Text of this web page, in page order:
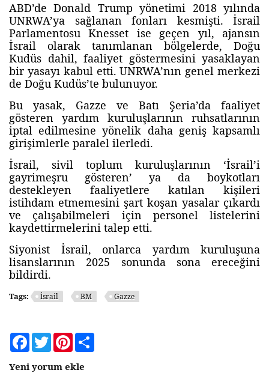
ABD’de Donald Trump yönetimi 2018 yılında
UNRWA’ya sağlanan fonları kesmişti. İsrail
Parlamentosu Knesset ise geçen yıl, ajansın
İsrail olarak tanımlanan bölgelerde, Doğu
Kudüs dahil, faaliyet göstermesini yasaklayan
bir yasayı kabul etti. UNRWA’nın genel merkezi
de Doğu Kudüs’te bulunuyor.
Bu yasak, Gazze ve Batı Şeria’da faaliyet
gösteren yardım kuruluşlarının ruhsatlarının
iptal edilmesine yönelik daha geniş kapsamlı
girişimlerle paralel ilerledi.
İsrail, sivil toplum kuruluşlarının ‘İsrail’i
gayrimeşru gösteren’ ya da boykotları
destekleyen faaliyetlere katılan kişileri
istihdam etmemesini şart koşan yasalar çıkardı
ve çalışabilmeleri için personel listelerini
kaydettirmelerini talep etti.
Siyonist İsrail, onlarca yardım kuruluşuna
lisanslarının 2025 sonunda sona ereceğini
bildirdi.
Tags: İsrail BM Gazze
FacebookTwitterPinterest
Yeni yorum ekle